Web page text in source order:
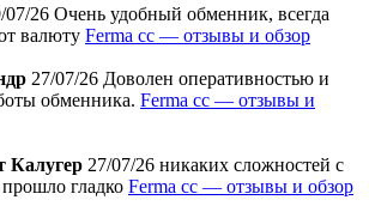
07/26 Очень удобный обменник, всегда
валюту Ferma cc — отзывы и обзор
27/07/26 Доволен оперативностью и
обменника. Ferma cc — отзывы и
Калугер 27/07/26 никаких сложностей с
гладко Ferma cc — отзывы и обзор